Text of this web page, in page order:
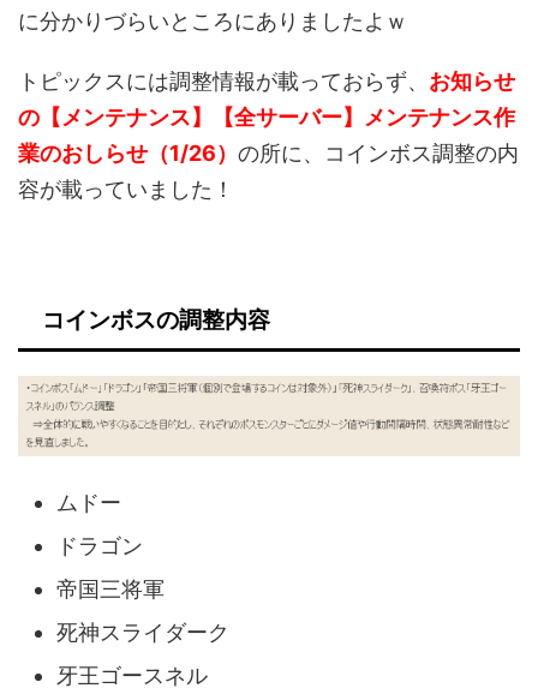
に分かりづらいところにありましたよｗ
トピックスには調整情報が載っておらず、 お知らせ
の【メンテナンス】【全サーバー】メンテナンス作
業のおしらせ（1/26） の所に、コインボス調整の内
容が載っていました！
コインボスの調整内容
ムドー
ドラゴン
帝国三将軍
死神スライダーク
牙王ゴースネル